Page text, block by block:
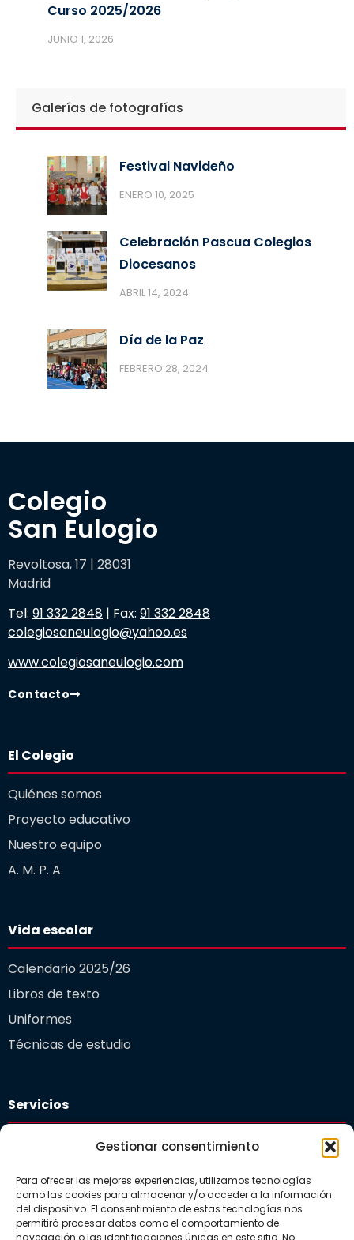
Gestionar consentimiento
Para ofrecer las mejores experiencias, utilizamos tecnologías
como las cookies para almacenar y/o acceder a la información
del dispositivo. El consentimiento de estas tecnologías nos
permitirá procesar datos como el comportamiento de
navegación o las identificaciones únicas en este sitio. No
Curso 2025/2026
JUNIO 1, 2026
Galerías de fotografías
Festival Navideño
ENERO 10, 2025
Celebración Pascua Colegios
Diocesanos
ABRIL 14, 2024
Día de la Paz
FEBRERO 28, 2024
Colegio
San Eulogio
Revoltosa, 17 | 28031
Madrid
Tel: 91 332 2848 | Fax: 91 332 2848
colegiosaneulogio@yahoo.es
www.colegiosaneulogio.com
Contacto
El Colegio
Quiénes somos
Proyecto educativo
Nuestro equipo
A. M. P. A.
Vida escolar
Calendario 2025/26
Libros de texto
Uniformes
Técnicas de estudio
Servicios
Plataforma educativa
Comedor Escolar
Guardería